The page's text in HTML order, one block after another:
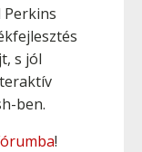
s jól
ben.
!